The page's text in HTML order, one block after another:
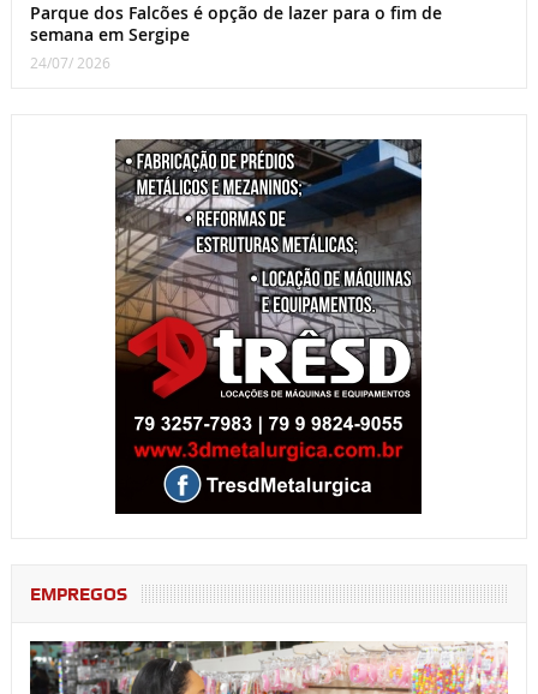
Parque dos Falcões é opção de lazer para o fim de
semana em Sergipe
24/07/ 2026
EMPREGOS